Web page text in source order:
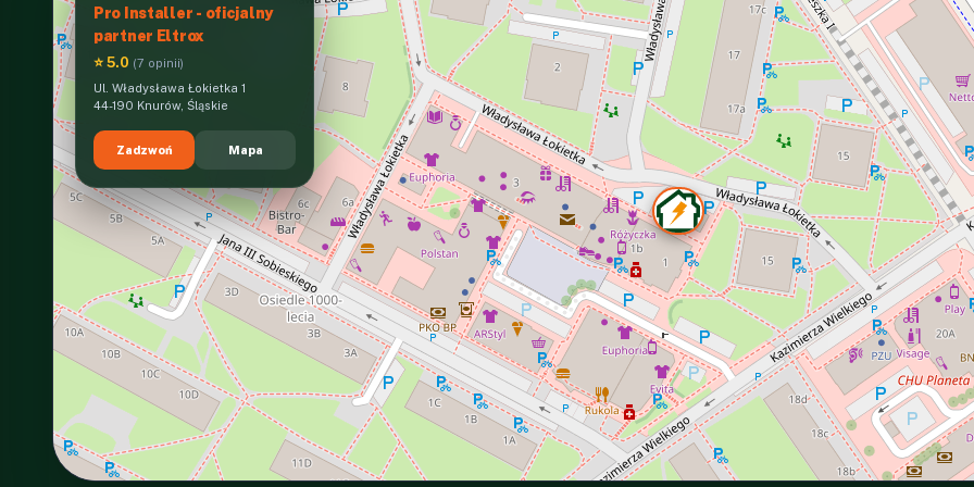
Pro Installer - oficjalny
partner Eltrox
⭐ 5.0 (7 opinii)
Ul. Władysława Łokietka 1
44-190 Knurów, Śląskie
Zadzwoń Mapa